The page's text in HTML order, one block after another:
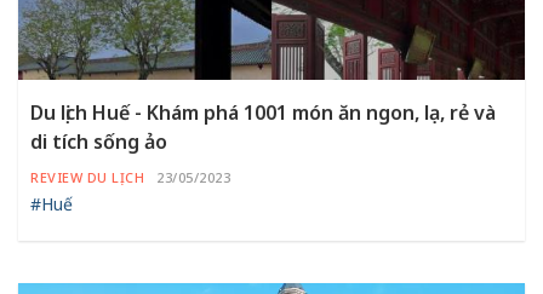
Du lịch Huế - Khám phá 1001 món ăn ngon, lạ, rẻ và
di tích sống ảo
REVIEW DU LỊCH 23/05/2023
#Huế